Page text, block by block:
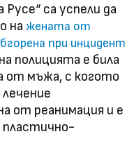
са успели да
на жената от
при инцидент
полицията е била
от мъжа, с когото
от реанимация и е
пластично-